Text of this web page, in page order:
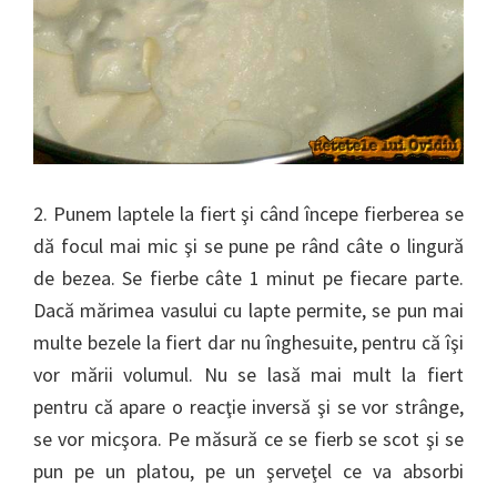
2. Punem laptele la fiert şi când începe fierberea se
dă focul mai mic şi se pune pe rând câte o lingură
de bezea. Se fierbe câte 1 minut pe fiecare parte.
Dacă mărimea vasului cu lapte permite, se pun mai
multe bezele la fiert dar nu înghesuite, pentru că îşi
vor mării volumul. Nu se lasă mai mult la fiert
pentru că apare o reacţie inversă şi se vor strânge,
se vor micşora. Pe măsură ce se fierb se scot şi se
pun pe un platou, pe un şerveţel ce va absorbi